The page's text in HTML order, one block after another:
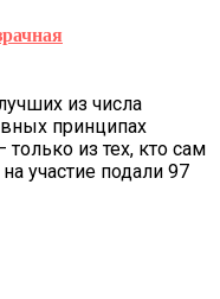
из числа
принципах
из тех, кто сам
участие подали 97